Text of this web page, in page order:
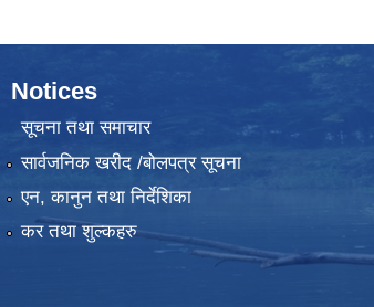
Notices
सूचना तथा समाचार
सार्वजनिक खरीद /बोलपत्र सूचना
एन, कानुन तथा निर्देशिका
कर तथा शुल्कहरु